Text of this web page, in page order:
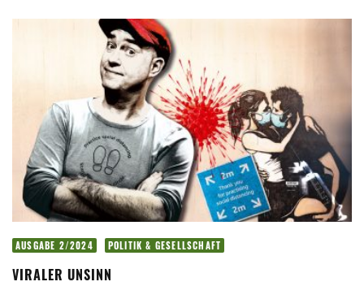
AUSGABE 2/2024 POLITIK & GESELLSCHAFT
VIRALER UNSINN